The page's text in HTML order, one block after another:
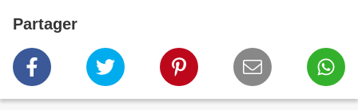
Partager